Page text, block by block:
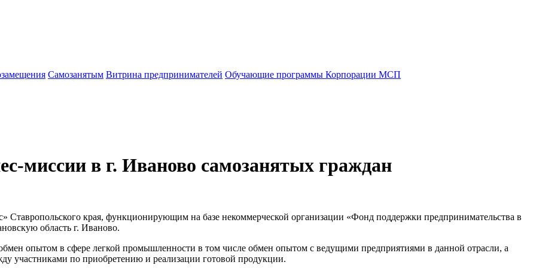
Cамозанятым Витрина предпринимателей Обучающие программы Корпорации МСП
миссии в г. Иваново самозанятых граждан
Ставропольского края, функционирующим на базе некоммерческой организации «Фонд поддержки предпринимательства в
область г. Иваново.
опытом в сфере легкой промышленности в том числе обмен опытом с ведущими предприятиями в данной отрасли, а
участниками по приобретению и реализации готовой продукции.